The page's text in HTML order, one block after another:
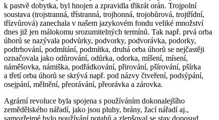
k pastvě dobytka, byl hnojen a zpravidla třikrát orán. Trojpolní
soustava (trojstranná, třístranná, trojhonná, trojobůrová, trojtřídní,
třízvůrová) zanechala v našem jazykovém fondu veliké množství
dnes již jen málokomu srozumitelných termínů. Tak např. prvá orba
úhorů se nazývala podvůrky, podvorky, podvorávka, podorky,
podtrhování, podmítání, podmítka, druhá orba úhorů se nejčastěji
označovala jako odůrování, odůrka, odorka, míšení, mísení,
náměšovka, námiška, podřádkování, přirování, pšírování, pšírka
a třetí orba úhorů se skrývá např. pod názvy čtveření, podsýpání,
osejpání, mělnění, přeorávání, přeorávka a zárovka.
Agrární revoluce byla spojena s používáním dokonalejšího
zemědělského nářadí, jako jsou pluhy, brány, žací nářadí aj.,
samozřejmé bylo používání potahů a zlepšoval se stav doposud